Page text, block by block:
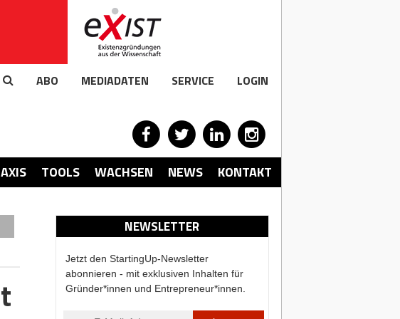
ABO MEDIADATEN SERVICE LOGIN
TOOLS WACHSEN NEWS KONTAKT
NEWSLETTER
Jetzt den StartingUp-Newsletter
abonnieren - mit exklusiven Inhalten für
Gründer*innen und Entrepreneur*innen.